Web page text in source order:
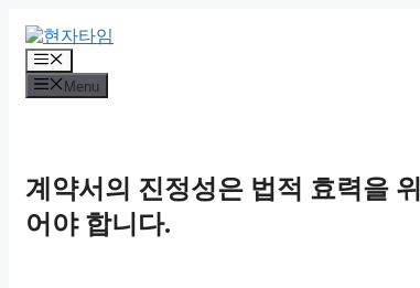
content Menu
Menu
계약서의 진정성은 법적 효력을
어야 합니다.